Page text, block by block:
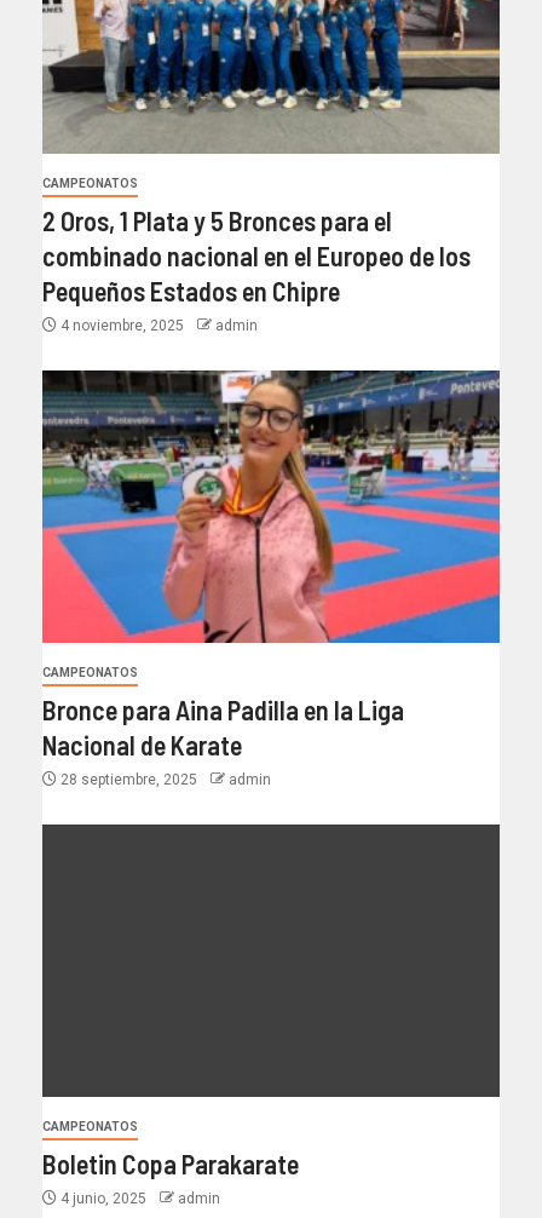
CAMPEONATOS
2 Oros, 1 Plata y 5 Bronces para el
combinado nacional en el Europeo de los
Pequeños Estados en Chipre
4 noviembre, 2025 admin
CAMPEONATOS
Bronce para Aina Padilla en la Liga
Nacional de Karate
28 septiembre, 2025 admin
CAMPEONATOS
Boletin Copa Parakarate
4 junio, 2025 admin